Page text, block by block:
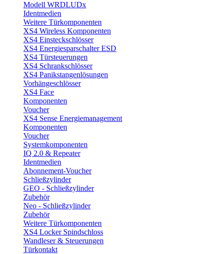
Modell WRDLUDx
Identmedien
Weitere Türkomponenten
XS4 Wireless Komponenten
XS4 Einsteckschlösser
XS4 Energiesparschalter ESD
XS4 Türsteuerungen
XS4 Schrankschlösser
XS4 Panikstangenlösungen
Vorhängeschlösser
XS4 Face
Komponenten
Voucher
XS4 Sense Energiemanagement
Komponenten
Voucher
Systemkomponenten
IQ 2.0 & Repeater
Identmedien
Abonnement-Voucher
Schließzylinder
GEO - Schließzylinder
Zubehör
Neo - Schließzylinder
Zubehör
Weitere Türkomponenten
XS4 Locker Spindschloss
Wandleser & Steuerungen
Türkontakt